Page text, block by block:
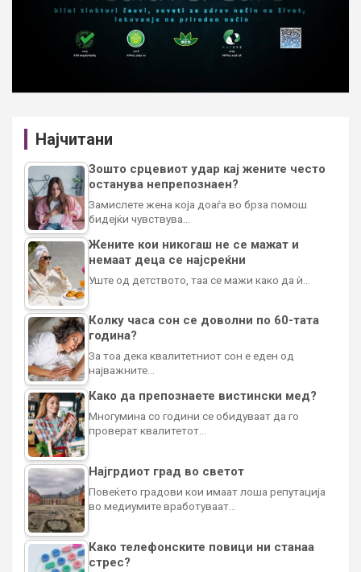
Најчитани
Зошто срцевиот удар кај жените често
останува непрепознаен?
Замислете жена која доаѓа во брза помош
бидејќи чувствува…
Жените кои никогаш не се мажат и
немаат деца се најсреќни
Уште од детството, таа се мажи како да ѝ…
Колку часа сон се доволни по 60-тата
година?
За тоа дека квалитетниот сон е еден од
најважните…
Како да препознаете вистински мед?
Многумина со години се обидуваат да го
проверат квалитетот…
Најгрдиот град во светот
Повеќето градови кои имаат лоша репутација
во медиумите вработуваат…
Како телефонските повици ни станаа
стрес?